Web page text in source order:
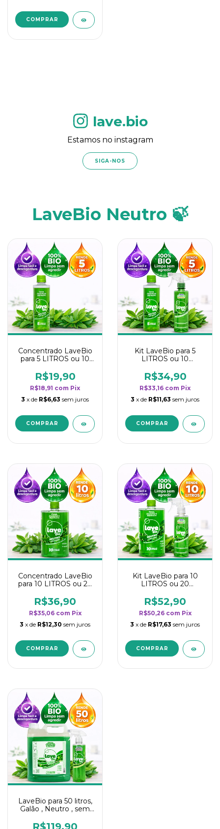
lave.bio
Estamos no instagram
SIGA-NOS
LaveBio Neutro 🍃
Concentrado LaveBio
para 5 LITROS ou 10
rendimento da
categoria - Neutro
R$19,90
R$18,91 com Pix
3 x de R$6,63 sem juros
Kit LaveBio para 5
LITROS ou 10
rendimento da
categoria - Neutro
R$34,90
R$33,16 com Pix
3 x de R$11,63 sem juros
Concentrado LaveBio
para 10 LITROS ou 20
rendimento da
categoria - Neutro
R$36,90
R$35,06 com Pix
3 x de R$12,30 sem juros
Kit LaveBio para 10
LITROS ou 20
rendimento da
categoria - Neutro
R$52,90
R$50,26 com Pix
3 x de R$17,63 sem juros
LaveBio para 50 litros,
Galão , Neutro , sem